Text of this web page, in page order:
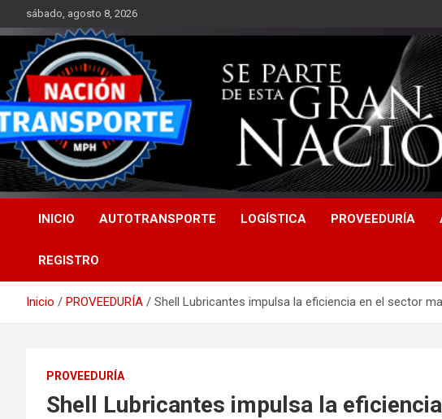
al
contenido
sábado, agosto 8, 2026
INICIO AUTOTRANSPORTE LOGÍSTICA PROVEEDURÍA
REGISTRO
Inicio PROVEEDURÍA Shell Lubricantes impulsa la eficiencia en el sector
PROVEEDURÍA
Shell Lubricantes impulsa la